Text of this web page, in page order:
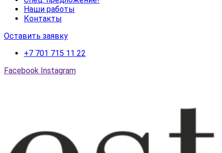
Наши работы
Контакты
Оставить заявку
+7 701 715 11 22
Facebook Instagram